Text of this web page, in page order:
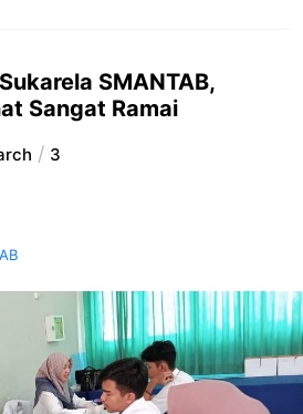
SMANTAB,
Sangat Ramai
3